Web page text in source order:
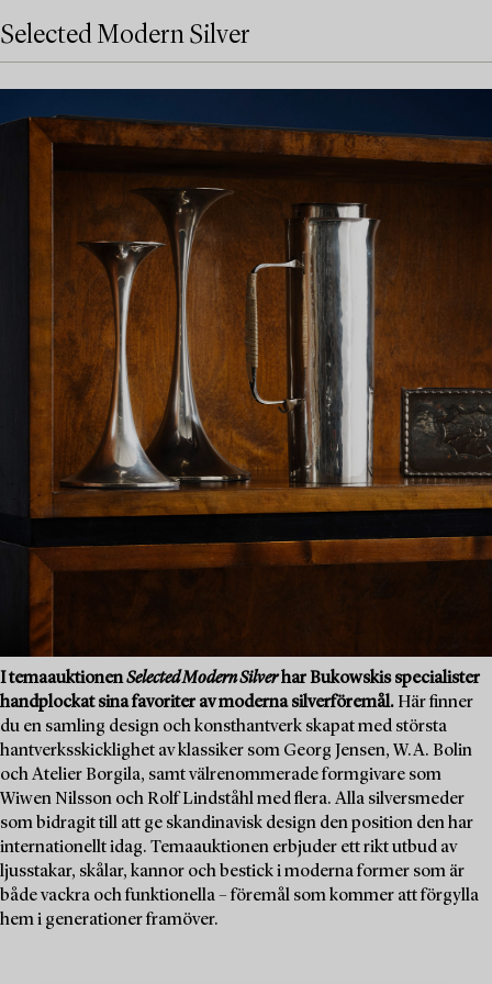
Selected Modern Silver
I temaauktionenSelected Modern Silverhar Bukowskis specialister
handplockat sina favoriter av moderna silverföremål. Här finner
du en samling design och konsthantverk skapat med största
hantverksskicklighet av klassiker som Georg Jensen, W.A. Bolin
och Atelier Borgila, samt välrenommerade formgivare som
Wiwen Nilsson och Rolf Lindståhl med flera. Alla silversmeder
som bidragit till att ge skandinavisk design den position den har
internationellt idag. Temaauktionen erbjuder ett rikt utbud av
ljusstakar, skålar, kannor och bestick i moderna former som är
både vackra och funktionella – föremål som kommer att förgylla
hem i generationer framöver.